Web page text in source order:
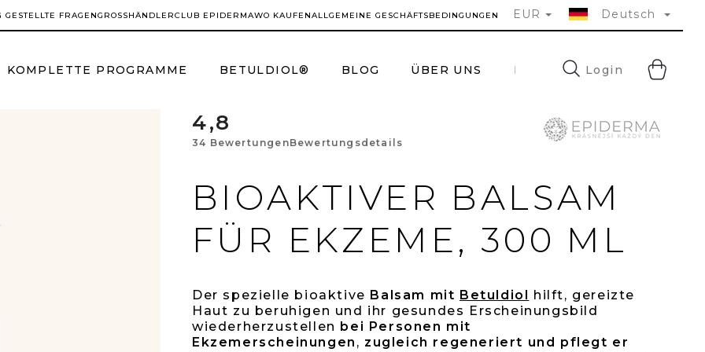
GESTELLTE FRAGENGROSSHÄNDLERCLUB EPIDERMAWO KAUFENALLGEMEINE GESCHÄFTSBEDINGUNGEN EUR Deutsch
KOMPLETTE PROGRAMME BETULDIOL® BLOG ÜBER UNS FAQ KONTAKTE
Login
4,8Die
durchschnittliche
Produktbewertung
ist
4,8
von
34 BewertungenBewertungsdetails
BIOAKTIVER BALSAM
FÜR EKZEME, 300 ML
Der spezielle bioaktive Balsam mit Betuldiol hilft, gereizte
Haut zu beruhigen und ihr gesundes Erscheinungsbild
wiederherzustellen bei Personen mit
Ekzemerscheinungen , zugleich regeneriert und pflegt er